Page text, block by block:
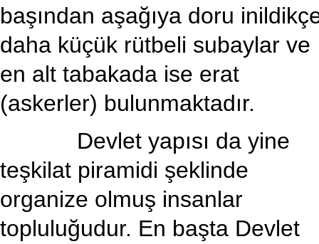
başından aşağıya doru
daha küçük rütbeli subaylar ve
en alt tabakada ise erat
(askerler) bulunmaktadır.
Devlet yapısı da yine
teşkilat piramidi şeklinde
organize olmuş insanlar
topluluğudur. En başta Devlet